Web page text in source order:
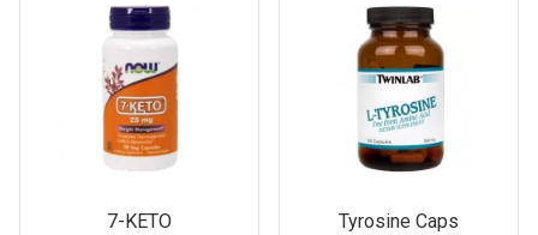
7-KETO Tyrosine Caps